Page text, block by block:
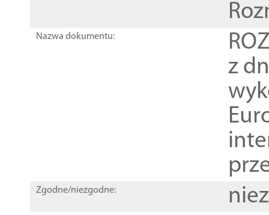
Nazwa dokumentu:
z
Zgodne/niezgodne: